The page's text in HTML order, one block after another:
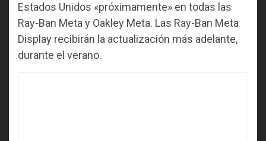
Estados Unidos «próximamente» en todas las
Ray-Ban Meta y Oakley Meta. Las Ray-Ban Meta
Display recibirán la actualización más adelante,
durante el verano.